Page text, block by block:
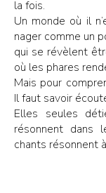
la fois.
Un monde où il
nager comme un
qui se révèlent
où les phares
Mais pour
Il faut savoir
Elles seules
résonnent dans
chants résonnent